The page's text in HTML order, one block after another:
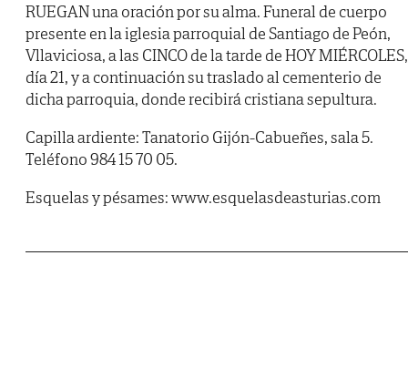
RUEGANuna oración por su alma. Funeral de cuerpo
presente en la iglesia parroquial de Santiago de Peón,
Vllaviciosa, a las CINCO de la tarde de HOY MIÉRCOLES,
día 21, y a continuación su traslado al cementerio de
dicha parroquia, donde recibirá cristiana sepultura.
Capilla ardiente: Tanatorio Gijón-Cabueñes, sala 5.
Teléfono 984 15 70 05.
Esquelas y pésames: www.esquelasdeasturias.com